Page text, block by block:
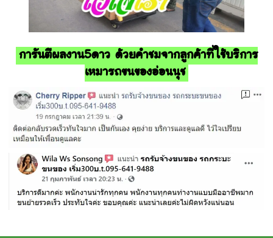
การันตีผลงาน5ดาว ด้วยคำชมจากลูกค้าที่ใช้บริการ
เหมารถขนของอ่อนนุช